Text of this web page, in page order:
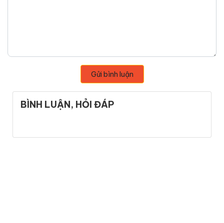
Gửi bình luận
BÌNH LUẬN, HỎI ĐÁP